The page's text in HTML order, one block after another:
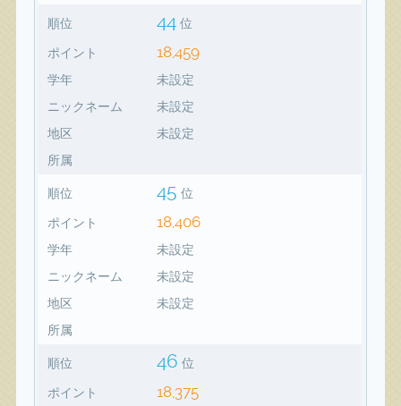
順位 44 位
ポイント 18,459
学年
未設定
ニックネーム
未設定
地区
未設定
所属
順位 45 位
ポイント 18,406
学年
未設定
ニックネーム
未設定
地区
未設定
所属
順位 46 位
ポイント 18,375